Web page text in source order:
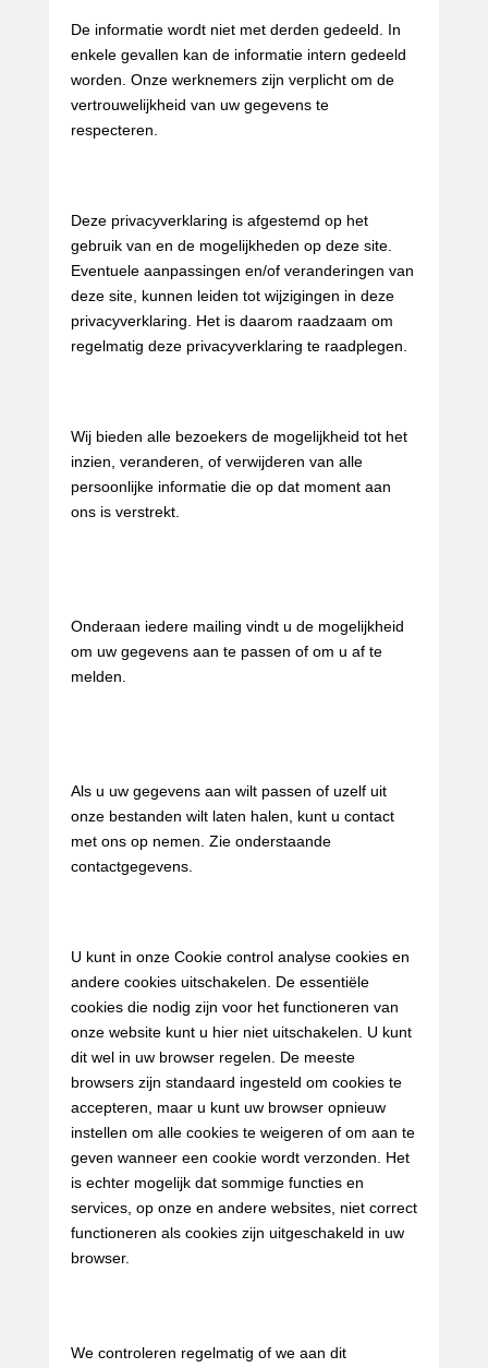
De informatie wordt niet met derden gedeeld. In
enkele gevallen kan de informatie intern gedeeld
worden. Onze werknemers zijn verplicht om de
vertrouwelijkheid van uw gegevens te
respecteren.
Deze privacyverklaring is afgestemd op het
gebruik van en de mogelijkheden op deze site.
Eventuele aanpassingen en/of veranderingen van
deze site, kunnen leiden tot wijzigingen in deze
privacyverklaring. Het is daarom raadzaam om
regelmatig deze privacyverklaring te raadplegen.
Wij bieden alle bezoekers de mogelijkheid tot het
inzien, veranderen, of verwijderen van alle
persoonlijke informatie die op dat moment aan
ons is verstrekt.
Onderaan iedere mailing vindt u de mogelijkheid
om uw gegevens aan te passen of om u af te
melden.
Als u uw gegevens aan wilt passen of uzelf uit
onze bestanden wilt laten halen, kunt u contact
met ons op nemen. Zie onderstaande
contactgegevens.
U kunt in onze Cookie control analyse cookies en
andere cookies uitschakelen. De essentiële
cookies die nodig zijn voor het functioneren van
onze website kunt u hier niet uitschakelen. U kunt
dit wel in uw browser regelen. De meeste
browsers zijn standaard ingesteld om cookies te
accepteren, maar u kunt uw browser opnieuw
instellen om alle cookies te weigeren of om aan te
geven wanneer een cookie wordt verzonden. Het
is echter mogelijk dat sommige functies en
services, op onze en andere websites, niet correct
functioneren als cookies zijn uitgeschakeld in uw
browser.
We controleren regelmatig of we aan dit